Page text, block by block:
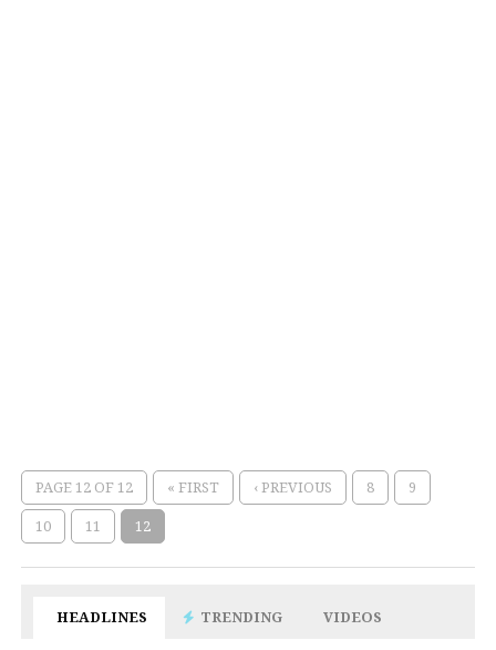
PAGE 12 OF 12 « FIRST ‹ PREVIOUS 8
9
10
11 12
HEADLINES TRENDING VIDEOS